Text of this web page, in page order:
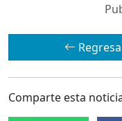
Comparte esta